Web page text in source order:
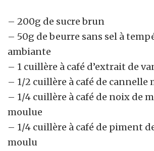
– 200g de sucre brun
– 50g de beurre sans sel à
ambiante
– 1 cuillère à café d’extrait de
– 1/2 cuillère à café de cannelle
– 1/4 cuillère à café de noix de
moulue
– 1/4 cuillère à café de piment
moulu